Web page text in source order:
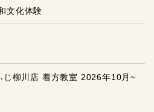
文化体験
じ柳川店 着方教室 2026年10月~